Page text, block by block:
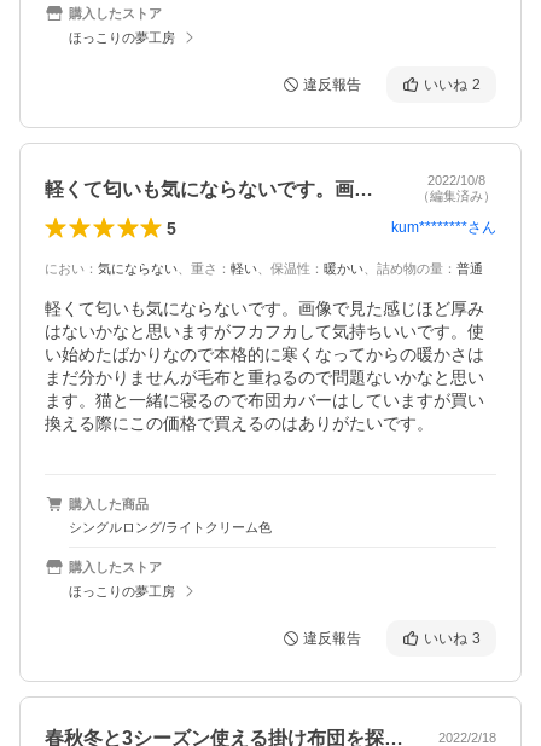
購入したストア
ほっこりの夢工房
違反報告 いいね 2
軽くて匂いも気にならないです。画像で見…
2022/10/8
（編集済み）
5 kum********さん
におい ： 気にならない 重さ ： 軽い 保温性 ： 暖かい 詰め物の量 ： 普通
軽くて匂いも気にならないです。画像で見た感じほど厚み
はないかなと思いますがフカフカして気持ちいいです。使
い始めたばかりなので本格的に寒くなってからの暖かさは
まだ分かりませんが毛布と重ねるので問題ないかなと思い
ます。猫と一緒に寝るので布団カバーはしていますが買い
換える際にこの価格で買えるのはありがたいです。
購入した商品
シングルロング/ライトクリーム色
購入したストア
ほっこりの夢工房
違反報告 いいね 3
春秋冬と3シーズン使える掛け布団を探し… 2022/2/18